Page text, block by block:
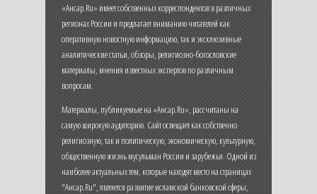
«Ансар.Ru» имеет собственных корреспондентов в различных
регионах России и предлагает вниманию читателей как
оперативную новостную информацию, так и эксклюзивные
аналитические статьи, обзоры, религиозно-богословские
материалы, мнения известных экспертов по различным
вопросам.
Материалы, публикуемые на «Ансар.Ru», рассчитаны на
самую широкую аудиторию. Сайт освещает как собственно
религиозную, так и политическую, экономическую, культурную,
общественную жизнь мусульман России и зарубежья. Одной из
наиболее актуальных тем, которые находят место на страницах
"Ансар.Ru", является развитие исламской банковской сферы,